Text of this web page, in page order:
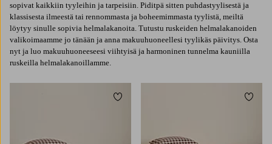
sopivat kaikkiin tyyleihin ja tarpeisiin. Piditpä sitten puhdastyylisestä ja
klassisesta ilmeestä tai rennommasta ja boheemimmasta tyylistä, meiltä
löytyy sinulle sopivia helmalakanoita. Tutustu ruskeiden helmalakanoiden
valikoimaamme jo tänään ja anna makuuhuoneellesi tyylikäs päivitys. Osta
nyt ja luo makuuhuoneeseesi viihtyisä ja harmoninen tunnelma kauniilla
ruskeilla helmalakanoillamme.
Lisää suosikkeihin Lisää